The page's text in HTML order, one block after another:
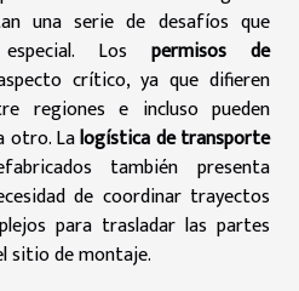
una serie de desafíos que
Los permisos de
crítico, ya que difieren
regiones e incluso pueden
otro. Lalogística de transporte
también presenta
de coordinar trayectos
para trasladar las partes
sitio de montaje.